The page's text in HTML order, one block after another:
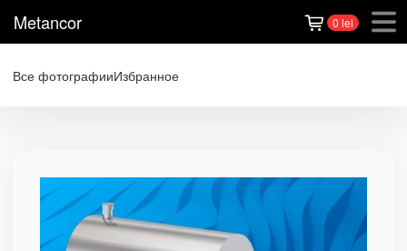
Metancor 0 lei
Все фотографииИзбранное